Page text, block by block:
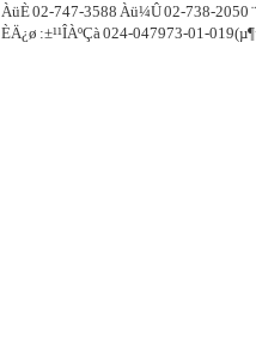
ÀüÈ­ 02-747-3588 Àü¼Û 02-738-2050
ÈÄ¿ø :±¹¹ÎÀºÇà 024-047973-01-